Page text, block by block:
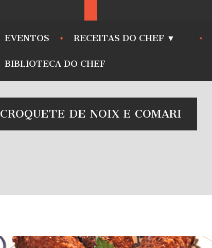
EVENTOS RECEITAS DO CHEF ▼
BIBLIOTECA DO CHEF
CROQUETE DE NOIX E COMARI